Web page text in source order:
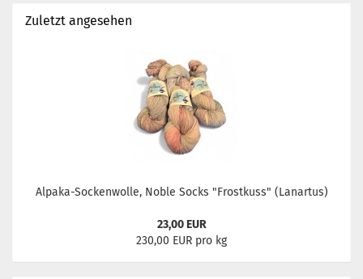
Zuletzt angesehen
Alpaka-Sockenwolle, Noble Socks "Frostkuss" (Lanartus)
23,00 EUR
230,00 EUR pro kg